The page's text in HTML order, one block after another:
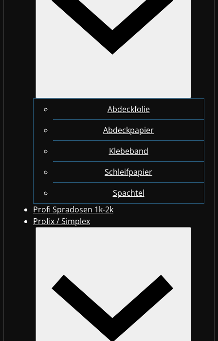
Abdeckfolie
Abdeckpapier
Klebeband
Schleifpapier
Spachtel
Profi Spradosen 1k-2k
Profix / Simplex